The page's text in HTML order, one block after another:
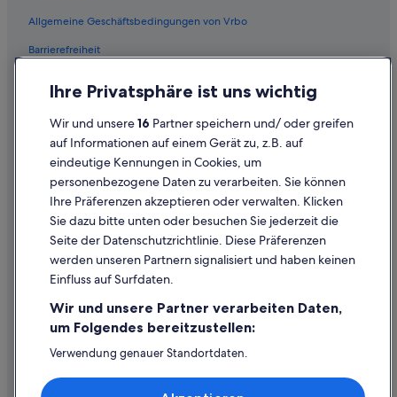
Allgemeine Geschäftsbedingungen von Vrbo
Barrierefreiheit
Rechtliche Hinweise/Kontakt
Inhaltsrichtlinien und Melden von Inhalten
Hilfe
Hilfe
Rückerstattungsprozess und Zeitrahmen
Buchen Sie einen Flug mit einer Gutschrift bei der Fluggesellschaft
Internationale Reisedokumente
Ihre Privatsphäre ist uns wichtig
Wir und unsere16 Partner speichern und/ oder greifen
auf Informationen auf einem Gerät zu, z.B. auf
eindeutige Kennungen in Cookies, um
personenbezogene Daten zu verarbeiten. Sie können
Ihre Präferenzen akzeptieren oder verwalten. Klicken
Sie dazu bitte unten oder besuchen Sie jederzeit die
Seite der Datenschutzrichtlinie. Diese Präferenzen
werden unseren Partnern signalisiert und haben keinen
Einfluss auf Surfdaten.
Wir und unsere Partner verarbeiten Daten,
um Folgendes bereitzustellen:
Verwendung genauer Standortdaten.
Speichern von oder Zugriff auf Informationen auf einem